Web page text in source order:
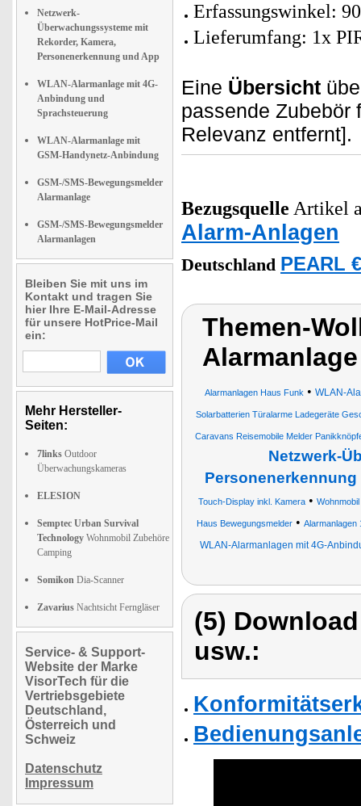
Netzwerk-
Überwachungssysteme mit
Rekorder, Kamera,
Personenerkennung und App
WLAN-Alarmanlage mit 4G-
Anbindung und
Sprachsteuerung
WLAN-Alarmanlage mit
GSM-Handynetz-Anbindung
GSM-/SMS-Bewegungsmelder
Alarmanlage
GSM-/SMS-Bewegungsmelder
Alarmanlagen
Bleiben Sie mit uns im
Kontakt und tragen Sie
hier Ihre E-Mail-Adresse
für unsere HotPrice-Mail
ein:
Mehr Hersteller-
Seiten:
7links Outdoor
Überwachungskameras
ELESION
Semptec Urban Survival
Technology Wohnmobil Zubehöre
Camping
Somikon Dia-Scanner
Zavarius Nachtsicht Ferngläser
Service- & Support-
Website der Marke
VisorTech für die
Vertriebsgebiete
Deutschland,
Österreich und
Schweiz
Datenschutz
Impressum
Erfassungswinkel:
Lieferumfang: 1x
Eine Übersicht
passende Zubebör
Relevanz entfernt].
Bezugsquelle Artikel
Alarm-Anlagen
Deutschland PEARL
Themen-
Alarmanlage
Alarmanlagen Haus Funk • WLAN-
Solarbatterien Türalarme Ladegeräte
Caravans Reisemobile Melder
Netzwerk-
Personenerkennung
Touch-Display inkl. Kamera•
Haus Bewegungsmelder• Alarmanlagen
WLAN-Alarmanlagen mit 4G-
(5)
usw.: